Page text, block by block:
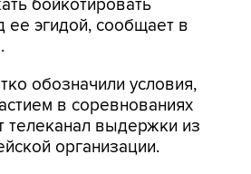
бойкотировать
ее эгидой, сообщает в
обозначили условия,
в соревнованиях
выдержки из
организации.